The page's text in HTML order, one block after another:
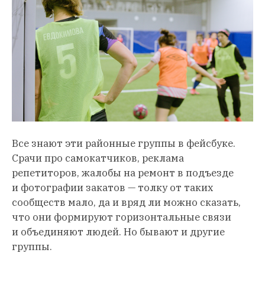
Все знают эти районные группы в фейсбуке.
Срачи про самокатчиков, реклама
репетиторов, жалобы на ремонт в подъезде
и фотографии закатов — толку от таких
сообществ мало, да и вряд ли можно сказать,
что они формируют горизонтальные связи
и объединяют людей. Но бывают и другие
группы.